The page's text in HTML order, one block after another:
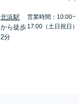
北浜駅
から徒歩
2分
営業時間：10:00~
17:00（土日祝日）